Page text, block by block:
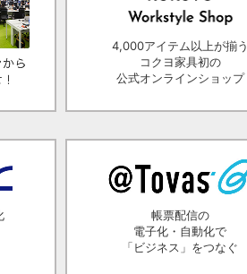
4,000アイテム以上が揃う
コクヨ家具初の
公式オンラインショップ
帳票配信の
電子化・自動化で
「ビジネス」をつなぐ